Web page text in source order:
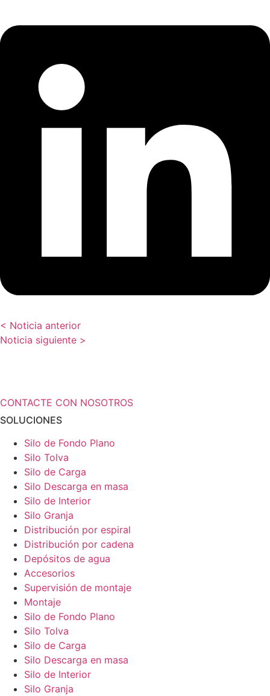
< Noticia anterior
Noticia siguiente >
CONTACTE CON NOSOTROS
SOLUCIONES
Silo de Fondo Plano
Silo Tolva
Silo de Carga
Silo Descarga en masa
Silo de Interior
Silo Granja
Distribución por espiral
Distribución por cadena
Depósitos de agua
Accesorios
Supervisión de montaje
Montaje
Silo de Fondo Plano
Silo Tolva
Silo de Carga
Silo Descarga en masa
Silo de Interior
Silo Granja